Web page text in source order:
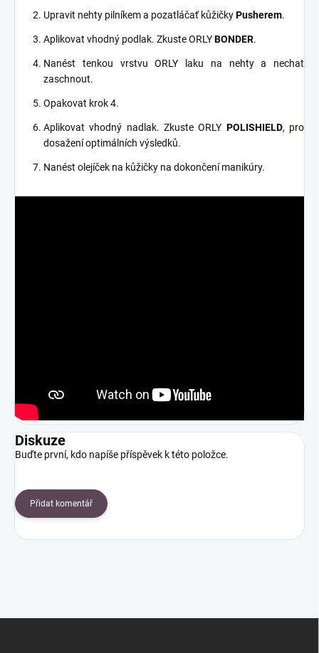
Upravit nehty pilníkem a pozatláčať kůžičkyPusherem.
Aplikovat vhodný podlak. Zkuste ORLYBONDER.
Nanést tenkou vrstvu ORLY laku na nehty a nechat
zaschnout.
Opakovat krok 4.
Aplikovat vhodný nadlak. Zkuste ORLY POLISHIELD, pro
dosažení optimálních výsledků.
Nanést olejíček na kůžičky na dokončení manikúry.
Diskuze
Buďte první, kdo napíše příspěvek k této položce.
Přidat komentář